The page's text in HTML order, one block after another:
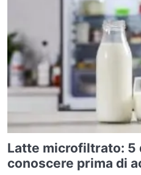
Latte microfiltrato: 5
conoscere prima di